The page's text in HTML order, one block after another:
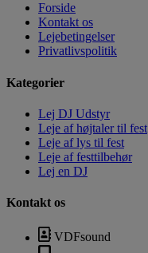
Forside
Kontakt os
Lejebetingelser
Privatlivspolitik
Kategorier
Lej DJ Udstyr
Leje af højtaler til fest
Leje af lys til fest
Leje af festtilbehør
Lej en DJ
Kontakt os
VDFsound